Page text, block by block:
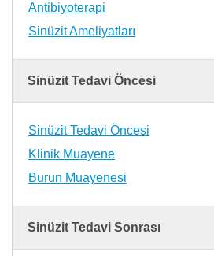
Antibiyoterapi
Sinüzit Ameliyatları
Sinüzit Tedavi Öncesi
Sinüzit Tedavi Öncesi
Klinik Muayene
Burun Muayenesi
Sinüzit Tedavi Sonrası